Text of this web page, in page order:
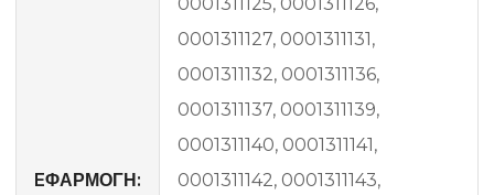
EΦΑΡΜΟΓΗ:
0001311127, 0001311131,
0001311132, 0001311136,
0001311137, 0001311139,
0001311140, 0001311141,
0001311142, 0001311143,